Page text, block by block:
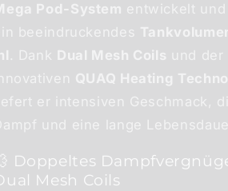
Pod-System entwickelt
beeindruckendes
. Dank Dual Mesh Coils und der
innovativen QUAQ Heating
liefert er intensiven Geschmack,
und eine lange
Doppeltes
Mesh Coils